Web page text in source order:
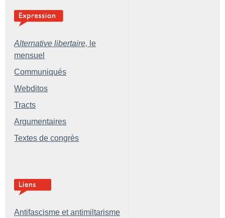
Alternative libertaire, le
mensuel
Communiqués
Webditos
Tracts
Argumentaires
Textes de congrès
Antifascisme et antimiltarisme